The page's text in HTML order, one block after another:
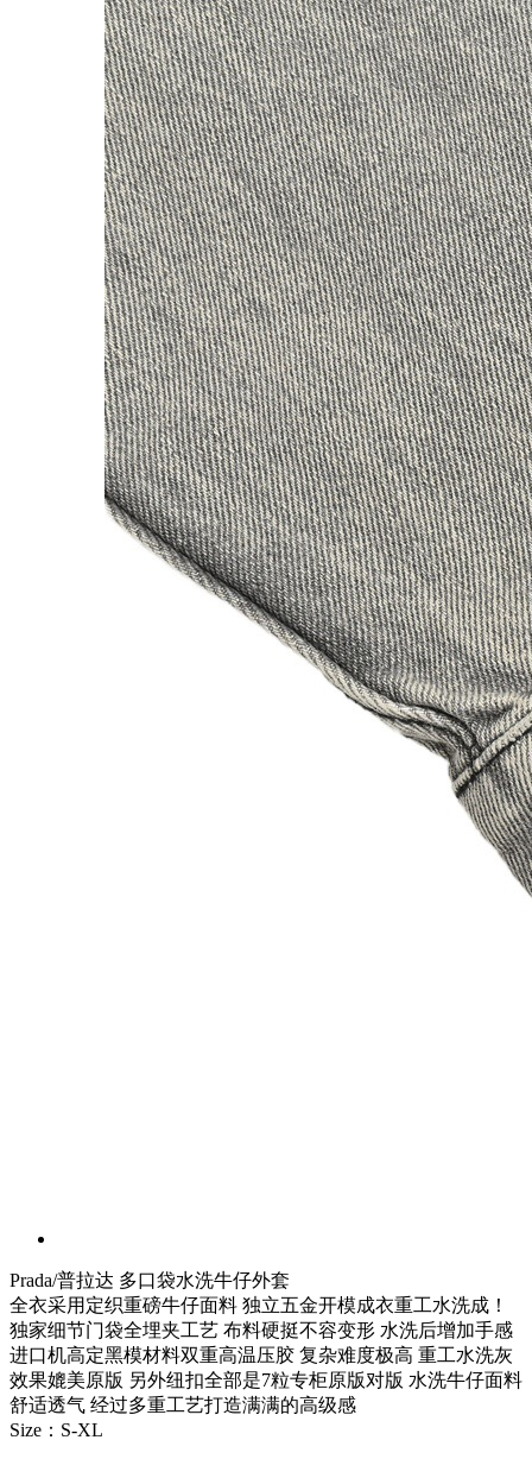
Prada/普拉达 多口袋水洗牛仔外套
全衣采用定织重磅牛仔面料 独立五金开模成衣重工水洗成！
独家细节门袋全埋夹工艺 布料硬挺不容变形 水洗后增加手感
进口机高定黑模材料双重高温压胶 复杂难度极高 重工水洗灰
效果媲美原版 另外纽扣全部是7粒专柜原版对版 水洗牛仔面料
舒适透气 经过多重工艺打造满满的高级感
Size：S-XL